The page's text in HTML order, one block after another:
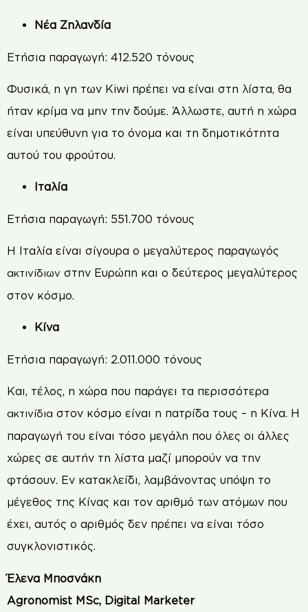
Νέα Ζηλανδία
Ετήσια παραγωγή: 412.520 τόνους
Φυσικά, η γη των Kiwi πρέπει να είναι στη λίστα, θα
ήταν κρίμα να μην την δούμε. Άλλωστε, αυτή η χώρα
είναι υπεύθυνη για το όνομα και τη δημοτικότητα
αυτού του φρούτου.
Ιταλία
Ετήσια παραγωγή: 551.700 τόνους
Η Ιταλία είναι σίγουρα ο μεγαλύτερος παραγωγός
ακτινίδιων στην Ευρώπη και ο δεύτερος μεγαλύτερος
στον κόσμο.
Κίνα
Ετήσια παραγωγή: 2.011.000 τόνους
Και, τέλος, η χώρα που παράγει τα περισσότερα
ακτινίδια στον κόσμο είναι η πατρίδα τους – η Κίνα. Η
παραγωγή του είναι τόσο μεγάλη που όλες οι άλλες
χώρες σε αυτήν τη λίστα μαζί μπορούν να την
φτάσουν. Εν κατακλείδι, λαμβάνοντας υπόψη το
μέγεθος της Κίνας και τον αριθμό των ατόμων που
έχει, αυτός ο αριθμός δεν πρέπει να είναι τόσο
συγκλονιστικός.
Έλενα Μποσνάκη
Agronomist MSc, Digital Marketer